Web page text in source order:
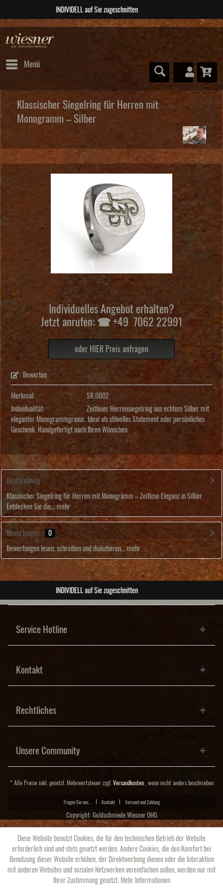
ABSOLUTE Unikate
Menü
Klassischer Siegelring für Herren mit
Monogramm – Silber
Individuelles Angebot erhalten?
Jetzt anrufen: ☎ +49 7062 22991
oder HIER Preis anfragen
Bewerten
Merkmal:
SR.0002
Individualität:
Zeitloser Herrensiegelring aus echtem Silber mit
eleganter Monogrammgravur. Ideal als stilvolles Statement oder persönliches
Geschenk. Handgefertigt nach Ihren Wünschen.
Beschreibung
Klassischer Siegelring für Herren mit Monogramm – Zeitlose Eleganz in Silber
Entdecken Sie die... mehr
Bewertungen 0
Bewertungen lesen, schreiben und diskutieren... mehr
ABSOLUTE Unikate
Service Hotline
Kontakt
Rechtliches
Unsere Community
* Alle Preise inkl. gesetzl. Mehrwertsteuer zzgl. Versandkosten, wenn nicht anders beschrieben
Fragen Sie uns... Kontakt Versand und Zahlung
Copyright: Goldschmiede Wiesner OHG
Diese Website benutzt Cookies, die für den technischen Betrieb der Website
erforderlich sind und stets gesetzt werden. Andere Cookies, die den Komfort bei
Benutzung dieser Website erhöhen, der Direktwerbung dienen oder die Interaktion
mit anderen Websites und sozialen Netzwerken vereinfachen sollen, werden nur mit
Ihrer Zustimmung gesetzt. Mehr Informationen